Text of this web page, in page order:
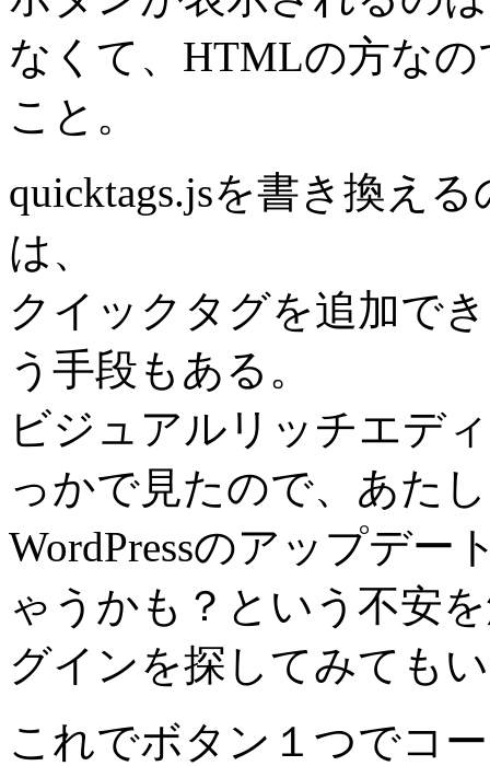
なくて、HTMLの方な
こと。
quicktags.jsを書き換え
は、
クイックタグを追加で
う手段もある。
ビジュアルリッチエデ
っかで見たので、あた
WordPressのアップデー
ゃうかも？という不安
グインを探してみても
これでボタン１つでコ